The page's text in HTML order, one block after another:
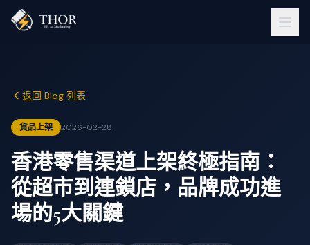
返回 Blog 列表
貨品上架 2026-02-28
香港零售渠道上架終極指南：
從超市到連鎖店，品牌成功進
場的5大關鍵